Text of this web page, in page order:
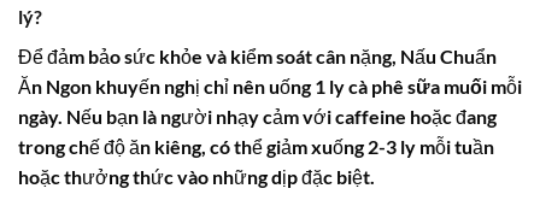
lý?
Để đảm bảo sức khỏe và kiểm soát cân nặng, Nấu Chuẩn
Ăn Ngon khuyến nghị chỉ nên uống 1 lycà phê sữa muối mỗi
ngày. Nếu bạn là người nhạy cảm với caffeine hoặc đang
trong chế độ ăn kiêng, có thể giảm xuống 2-3 ly mỗi tuần
hoặc thưởng thức vào những dịp đặc biệt.